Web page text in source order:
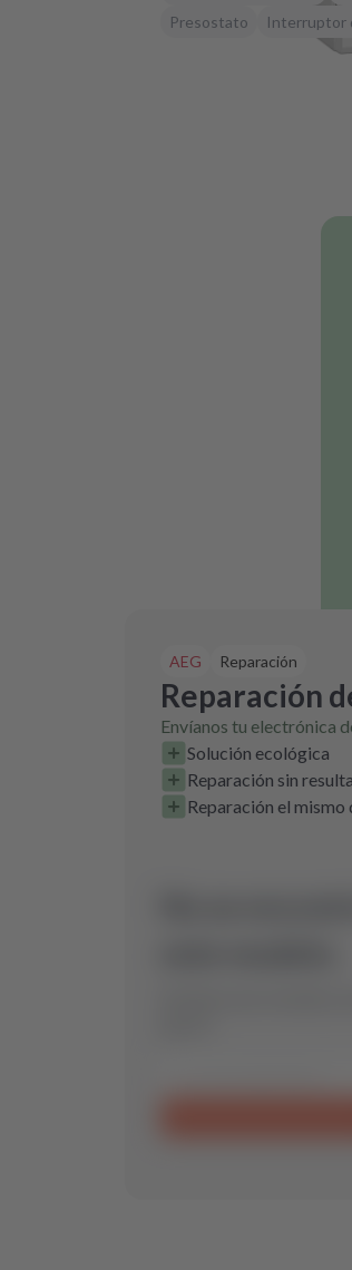
Presostato
Interruptor
AEG Reparación
Reparación
Envíanos tu electrónica
Solución ecológica
Reparación sin
Reparación el mismo